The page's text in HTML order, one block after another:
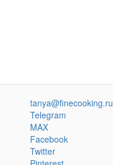
tanya@finecooking.ru
Telegram
MAX
Facebook
Twitter